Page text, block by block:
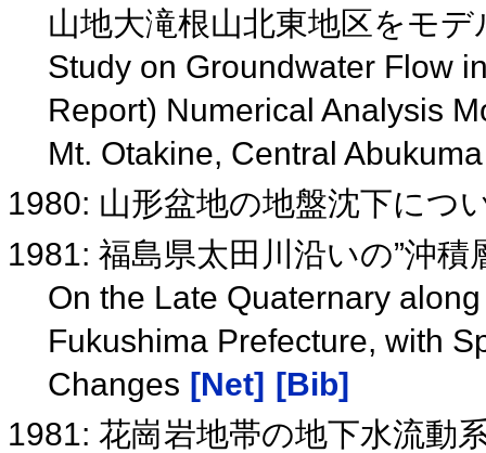
山地大滝根山北東地区をモ
Study on Groundwater Flow
Report) Numerical Analysis
Mt. Otakine, Central
1980: 山形盆地の地盤沈下につ
1981: 福島県太田川沿いの”沖
On the Late Quaternary
Fukushima Prefecture, with
Changes [Net] [Bib]
1981: 花崗岩地帯の地下水流動